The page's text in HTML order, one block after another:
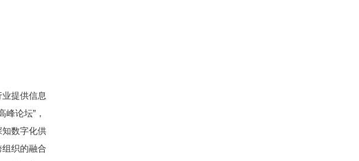
提供信息
论坛”，
数字化供
织的融合